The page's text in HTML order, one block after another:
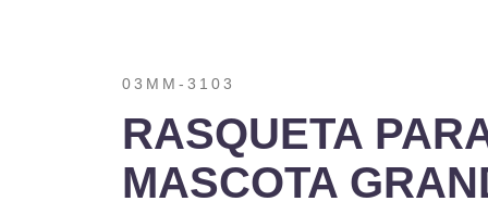
03MM-3103
RASQUETA
MASCOTA